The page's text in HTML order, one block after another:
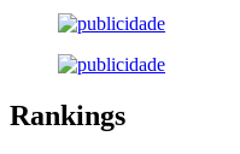
Rankings